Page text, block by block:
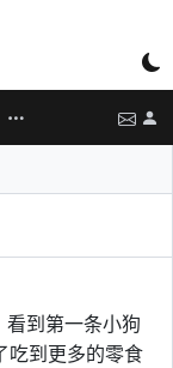
到第一条小狗
吃到更多的零食